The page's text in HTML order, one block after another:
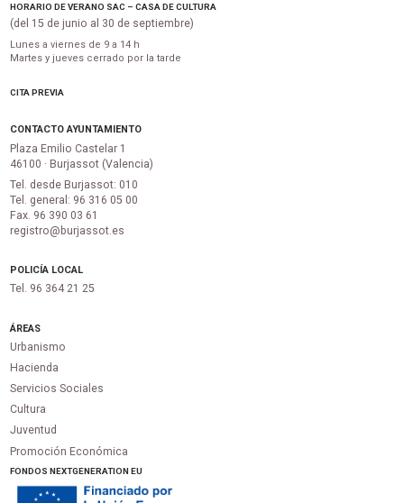
HORARIO DE VERANO SAC – CASA DE CULTURA
(del 15 de junio al 30 de septiembre)
Lunes a viernes de 9 a 14 h
Martes y jueves cerrado por la tarde
CITA PREVIA
CONTACTO AYUNTAMIENTO
Plaza Emilio Castelar 1
46100 · Burjassot (Valencia)
Tel. desde Burjassot: 010
Tel. general: 96 316 05 00
Fax. 96 390 03 61
registro@burjassot.es
POLICÍA LOCAL
Tel. 96 364 21 25
ÁREAS
Urbanismo
Hacienda
Servicios Sociales
Cultura
Juventud
Promoción Económica
FONDOS NEXTGENERATION EU